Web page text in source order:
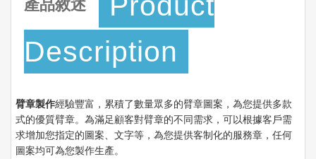
產品敘述
Description
臂章製作經驗豐富，累積了數量眾多的臂章圖案，為您提供多款
式的優質臂章。為滿足顧客對臂章的不同需求，可以根據客戶需
求增加您指定的圖案、文字等，為您提供客制化的服務章，任何
圖案均可為您製作生產。